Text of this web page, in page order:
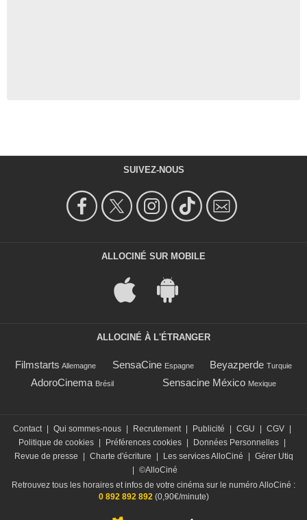
SUIVEZ-NOUS
ALLOCINÉ SUR MOBILE
ALLOCINÉ À L'ÉTRANGER
Filmstarts Allemagne SensaCine Espagne Beyazperde Turquie
AdoroCinema Brésil Sensacine México Mexique
Contact Qui sommes-nous Recrutement Publicité CGU CGV
Politique de cookies
Préférences cookies Données Personnelles
Revue de presse
Charte d'écriture Les services AlloCiné
Gérer Utiq
©AlloCiné
Retrouvez tous les horaires et infos de votre cinéma sur le numéro AlloCiné :
0 892 892 892(0,90€/minute)